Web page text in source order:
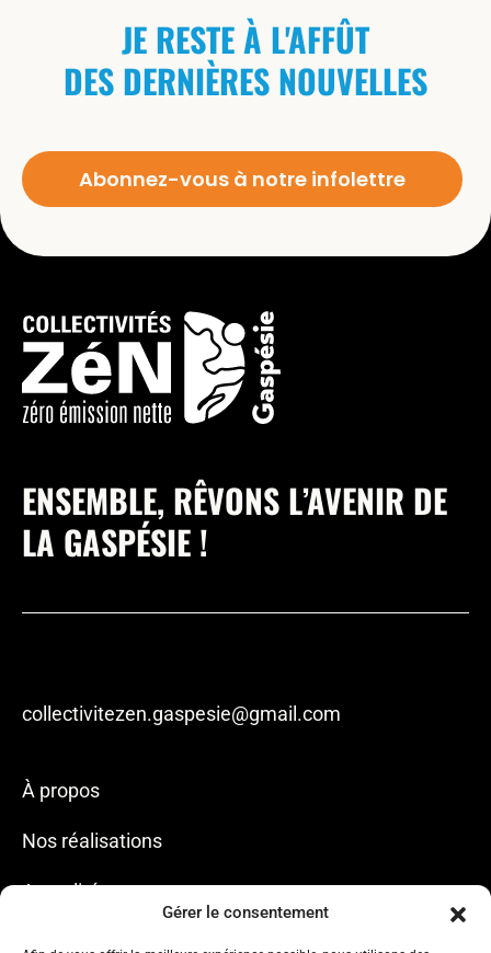
Gérer le consentement
JE RESTE À L'AFFÛT
DES DERNIÈRES NOUVELLES
Abonnez-vous à notre infolettre
ENSEMBLE, RÊVONS L’AVENIR DE
LA GASPÉSIE !
collectivitezen.gaspesie@gmail.com
À propos
Nos réalisations
Actualités